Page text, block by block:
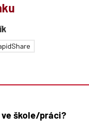
škole/práci?